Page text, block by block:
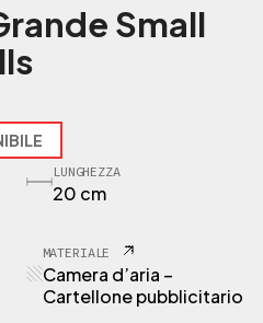
Small
LUNGHEZZA
20 cm
MATERIALE
Camera d’aria –
Cartellone pubblicitario